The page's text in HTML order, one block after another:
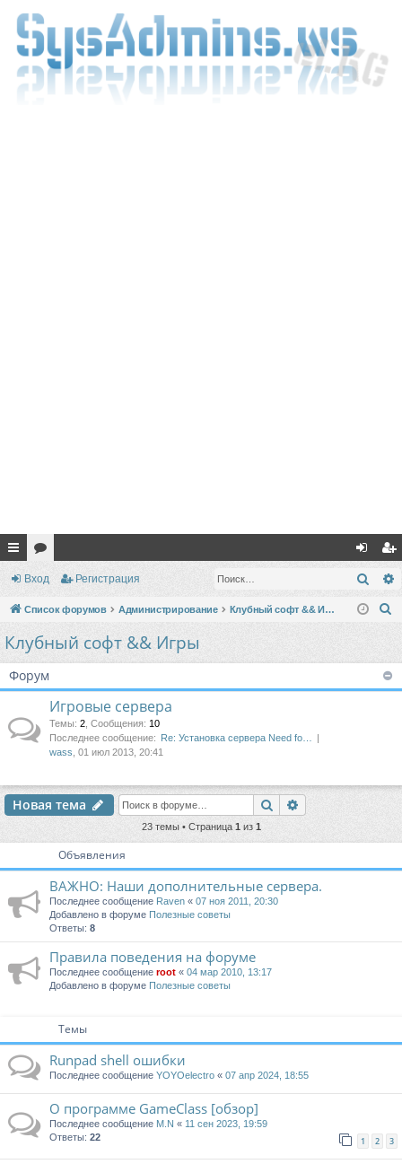
с
ы
ор хо
д
ег
ис
ия
Вход Регистрация
Список форумов Администрирование Клубный софт && Игры
к
Клубный софт && Игры
Форум
Игровые сервера
Темы: 2 Сообщения: 10
Последнее сообщение: Re: Установка сервера Need fo…
wass , 01 июл 2013, 20:41
Новая тема Поиск
23 темы • Страница 1из 1
Объявления
ВАЖНО: Наши дополнительные сервера.
Последнее сообщение Raven « 07 ноя 2011, 20:30
Добавлено в форуме Полезные советы
Ответы: 8
Правила поведения на форуме
Последнее сообщение root « 04 мар 2010, 13:17
Добавлено в форуме Полезные советы
Темы
Runpad shell ошибки
Последнее сообщение YOYOelectro « 07 апр 2024, 18:55
О программе GameClass [обзор]
Последнее сообщение M.N « 11 сен 2023, 19:59
Ответы: 22 1 2 3